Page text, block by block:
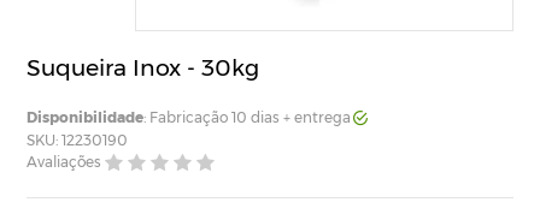
Suqueira Inox - 30kg
Disponibilidade: Fabricação 10 dias + entrega
SKU: 12230190
Avaliações